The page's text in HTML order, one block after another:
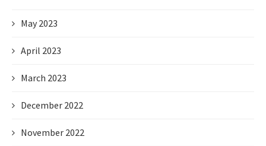
May 2023
April 2023
March 2023
December 2022
November 2022